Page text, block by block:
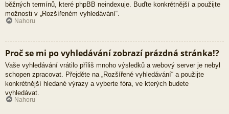
běžných termínů, které phpBB neindexuje. Buďte konkrétnější a použijte
možnosti v „Rozšířeném vyhledávání“.
Nahoru
Proč se mi po vyhledávání zobrazí prázdná stránka!?
Vaše vyhledávání vrátilo příliš mnoho výsledků a webový server je nebyl
schopen zpracovat. Přejděte na „Rozšířené vyhledávání“ a použijte
konkrétnější hledané výrazy a vyberte fóra, ve kterých budete
vyhledávat.
Nahoru